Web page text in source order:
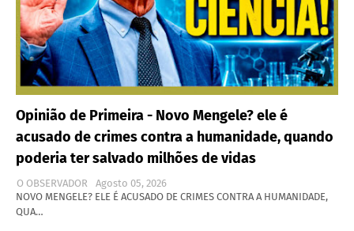
Opinião de Primeira - Novo Mengele? ele é
acusado de crimes contra a humanidade, quando
poderia ter salvado milhões de vidas
O OBSERVADOR
Agosto 05, 2026
NOVO MENGELE? ELE É ACUSADO DE CRIMES CONTRA A HUMANIDADE,
QUA…